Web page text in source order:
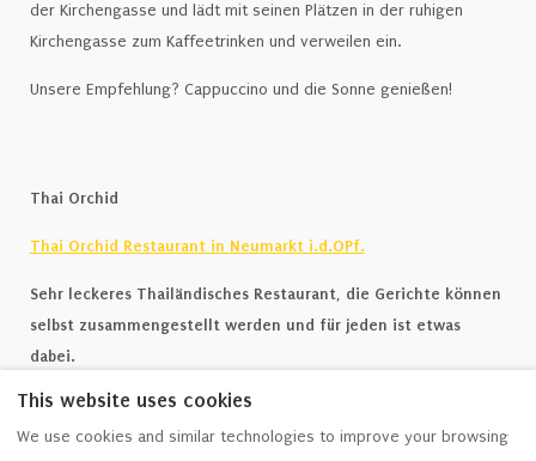
der Kirchengasse und lädt mit seinen Plätzen in der ruhigen
Kirchengasse zum Kaffeetrinken und verweilen ein.
Unsere Empfehlung? Cappuccino und die Sonne genießen!
Thai Orchid
Thai Orchid Restaurant in Neumarkt i.d.OPf.
Sehr leckeres Thailändisches Restaurant, die Gerichte können
selbst zusammengestellt werden und für jeden ist etwas
dabei.
Unsere Empfehlung? Gäng Pet mit Protein nach Wahl.
This website uses cookies
We use cookies and similar technologies to improve your browsing